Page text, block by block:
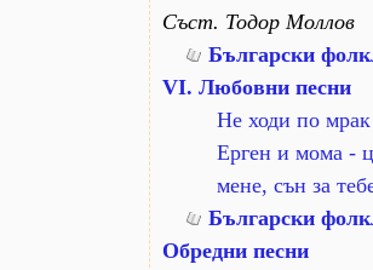
Съст. Тодор Моллов
Български
VI. Любовни песни
Не ходи по
Ерген и мома -
мене, сън за
Български
Обредни песни